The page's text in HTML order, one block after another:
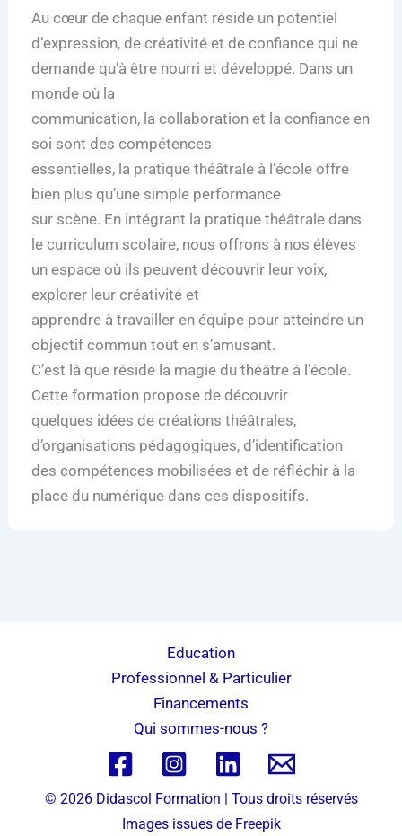
Au cœur de chaque enfant réside un potentiel
d’expression, de créativité et de confiance qui ne
demande qu’à être nourri et développé. Dans un
monde où la
communication, la collaboration et la confiance en
soi sont des compétences
essentielles, la pratique théâtrale à l’école offre
bien plus qu’une simple performance
sur scène. En intégrant la pratique théâtrale dans
le curriculum scolaire, nous offrons à nos élèves
un espace où ils peuvent découvrir leur voix,
explorer leur créativité et
apprendre à travailler en équipe pour atteindre un
objectif commun tout en s’amusant.
C’est là que réside la magie du théâtre à l’école.
Cette formation propose de découvrir
quelques idées de créations théâtrales,
d’organisations pédagogiques, d’identification
des compétences mobilisées et de réfléchir à la
place du numérique dans ces dispositifs.
Education
Professionnel & Particulier
Financements
Qui sommes-nous ?
© 2026 Didascol Formation | Tous droits réservés
Images issues de Freepik